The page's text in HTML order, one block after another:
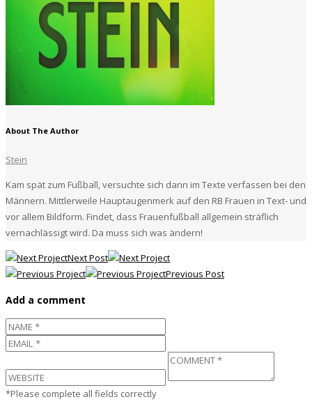
About The Author
Stein
Kam spät zum Fußball, versuchte sich dann im Texte verfassen bei den
Männern. Mittlerweile Hauptaugenmerk auf den RB Frauen in Text- und
vor allem Bildform. Findet, dass Frauenfußball allgemein sträflich
vernachlässigt wird. Da muss sich was ändern!
Next Post
Previous Post
Add a comment
*Please complete all fields correctly